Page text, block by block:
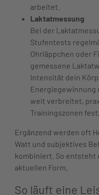
arbeitet.
Laktatmessung
Bei der
Stufentests
Ohrläppchen oder
gemessene
Intensität dein
Energiegewinnung
weit verbreitet,
Trainingszonen
Ergänzend werden oft
Watt und subjektives
kombiniert. So entsteht
aktuellen Form.
So läuft eine